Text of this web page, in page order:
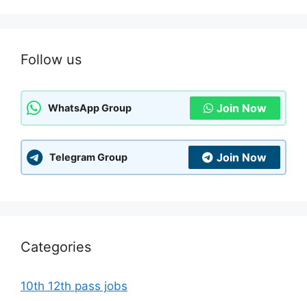
Follow us
WhatsApp Group Join Now
Telegram Group Join Now
Categories
10th 12th pass jobs